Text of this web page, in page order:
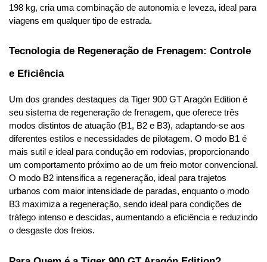
198 kg, cria uma combinação de autonomia e leveza, ideal para
viagens em qualquer tipo de estrada.
Tecnologia de Regeneração de Frenagem: Controle
e Eficiência
Um dos grandes destaques da Tiger 900 GT Aragón Edition é
seu sistema de regeneração de frenagem, que oferece três
modos distintos de atuação (B1, B2 e B3), adaptando-se aos
diferentes estilos e necessidades de pilotagem. O modo B1 é
mais sutil e ideal para condução em rodovias, proporcionando
um comportamento próximo ao de um freio motor convencional.
O modo B2 intensifica a regeneração, ideal para trajetos
urbanos com maior intensidade de paradas, enquanto o modo
B3 maximiza a regeneração, sendo ideal para condições de
tráfego intenso e descidas, aumentando a eficiência e reduzindo
o desgaste dos freios.